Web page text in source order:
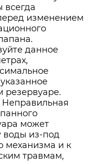
всегда
изменением
данное
резервуаре.
может
воды из-под
механизма и к
травмам,